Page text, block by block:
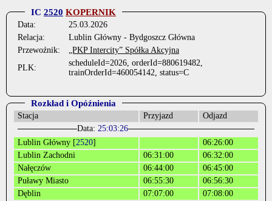
IC 2520 KOPERNIK
Data:
25.03.2026
Relacja:
Lublin Główny - Bydgoszcz Główna
Przewoźnik:
„PKP Intercity” Spółka Akcyjna
PLK:
scheduleId=2026, orderId=880619482,
trainOrderId=460054142, status=C
Rozkład i Opóźnienia
Stacja Przyjazd
Odjazd
Data: 25:03:26
Lublin Główny [2520]
06:26:00
Lublin Zachodni
06:31:00
06:32:00
Nałęczów
06:44:00
06:45:00
Puławy Miasto
06:55:30
06:56:30
Dęblin
07:07:00
07:08:00